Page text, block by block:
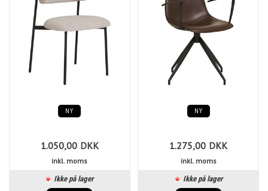
NY
1.050,00 DKK
inkl. moms
Ikke på lager
NY
1.275,00 DKK
inkl. moms
Ikke på lager